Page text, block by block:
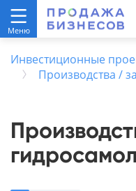
Инвестиционные
Производства /